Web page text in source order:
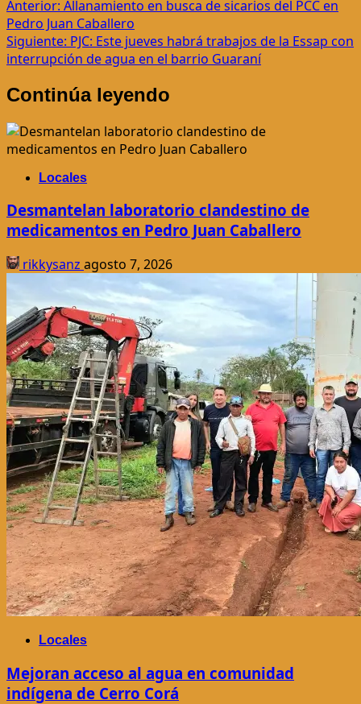
Navegación
de
entradas
Anterior: Allanamiento en busca de sicarios del PCC en
Pedro Juan Caballero
Siguiente: PJC: Este jueves habrá trabajos de la Essap con
interrupción de agua en el barrio Guaraní
Continúa leyendo
Locales
Desmantelan laboratorio clandestino de
medicamentos en Pedro Juan Caballero
rikkysanz agosto 7, 2026
Locales
Mejoran acceso al agua en comunidad
indígena de Cerro Corá